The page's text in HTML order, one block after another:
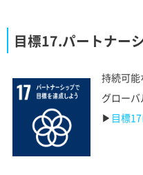
目標17.パートナー
持続可能
グロー
▶︎ 目標